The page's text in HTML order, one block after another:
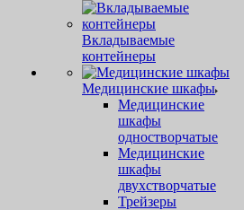
Вкладываемые
контейнеры
Медицинские шкафы
Медицинские
шкафы
одностворчатые
Медицинские
шкафы
двухстворчатые
Трейзеры